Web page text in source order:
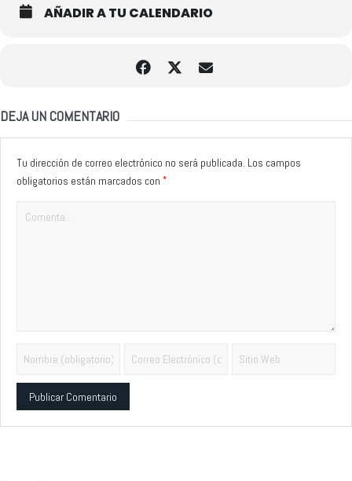
AÑADIR A TU CALENDARIO
DEJA UN COMENTARIO
Tu dirección de correo electrónico no será publicada. Los campos
obligatorios están marcados con *